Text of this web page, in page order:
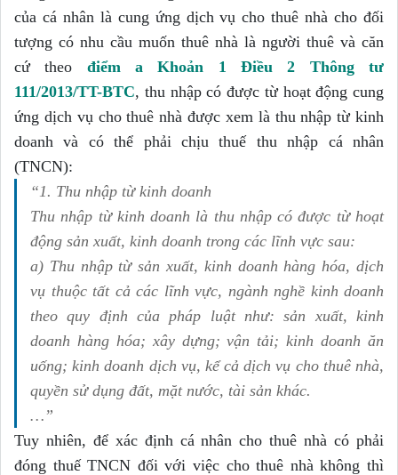
của cá nhân là cung ứng dịch vụ cho thuê nhà cho đối
tượng có nhu cầu muốn thuê nhà là người thuê và căn
cứ theo điểm a Khoản 1 Điều 2 Thông tư
111/2013/TT-BTC, thu nhập có được từ hoạt động cung
ứng dịch vụ cho thuê nhà được xem là thu nhập từ kinh
doanh và có thể phải chịu thuế thu nhập cá nhân
(TNCN):
“1. Thu nhập từ kinh doanh
Thu nhập từ kinh doanh là thu nhập có được từ hoạt
động sản xuất, kinh doanh trong các lĩnh vực sau:
a) Thu nhập từ sản xuất, kinh doanh hàng hóa, dịch
vụ thuộc tất cả các lĩnh vực, ngành nghề kinh doanh
theo quy định của pháp luật như: sản xuất, kinh
doanh hàng hóa; xây dựng; vận tải; kinh doanh ăn
uống; kinh doanh dịch vụ, kể cả dịch vụ cho thuê nhà,
quyền sử dụng đất, mặt nước, tài sản khác.
…”
Tuy nhiên, để xác định cá nhân cho thuê nhà có phải
đóng thuế TNCN đối với việc cho thuê nhà không thì